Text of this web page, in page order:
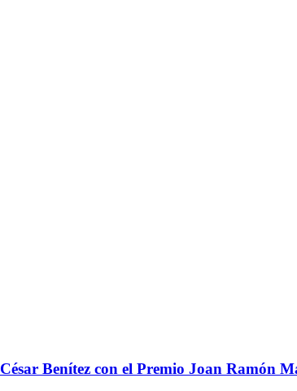
Benítez con el Premio Joan Ramón